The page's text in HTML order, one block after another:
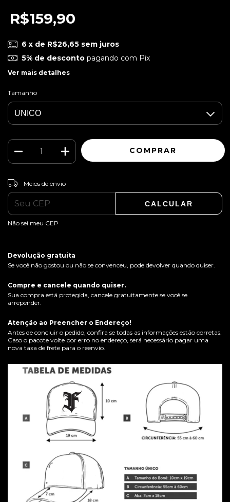
R$159,90
6 x de R$26,65 sem juros
5% de descontopagando com Pix
Ver mais detalhes
Tamanho
Entregas para o CEP:
Meios de envio
CALCULAR
Não sei meu CEP
Devolução gratuita
Se você não gostou ou não se convenceu, pode devolver quando quiser.
Compre e cancele quando quiser.
Sua compra está protegida, cancele gratuitamente se você se
arrepender.
Atenção ao Preencher o Endereço!
Antes de concluir o pedido, confira se todas as informações estão corretas.
Caso o pacote volte por erro no endereço, será necessário pagar uma
nova taxa de frete para o reenvio.